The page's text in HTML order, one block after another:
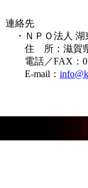
連絡先
・ＮＰＯ法人 湖
住 所：滋賀県
電話／FAX：
E-mail：